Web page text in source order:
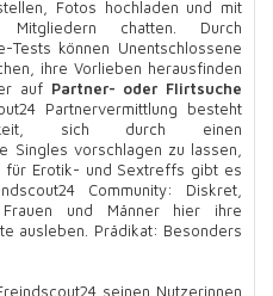
Fotos hochladen und mit
chatten. Durch
Tests können Unentschlossene
ihre Vorlieben herausfinden
auf Partner- oder Flirtsuche
Partnervermittlung besteht
sich durch einen
Singles vorschlagen zu lassen,
für Erotik- und Sextreffs gibt es
Community: Diskret,
und Männer hier ihre
ausleben. Prädikat: Besonders
seinen Nutzerinnen